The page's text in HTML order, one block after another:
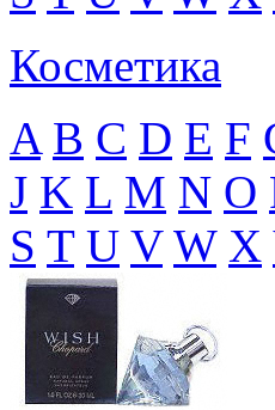
Косметика
A B C D E F
J K L M N O
S T U V W X